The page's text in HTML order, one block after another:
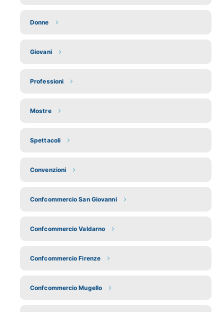
Donne
Giovani
Professioni
Mostre
Spettacoli
Convenzioni
Confcommercio San Giovanni
Confcommercio Valdarno
Confcommercio Firenze
Confcommercio Mugello